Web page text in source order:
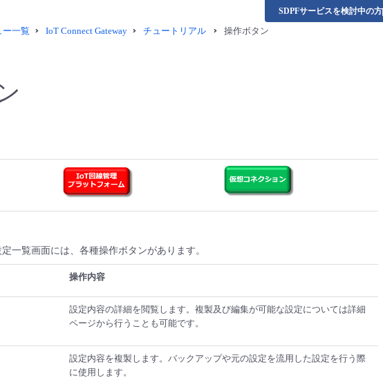
SDPFサービスを検討中の方
ー一覧 IoT Connect Gateway チュートリアル 操作ボタン
定一覧画面には、各種操作ボタンがあります。
操作内容
設定内容の詳細を閲覧します。複製及び編集が可能な設定については詳細
ページから行うことも可能です。
設定内容を複製します。バックアップや元の設定を流用した設定を行う際
に使用します。